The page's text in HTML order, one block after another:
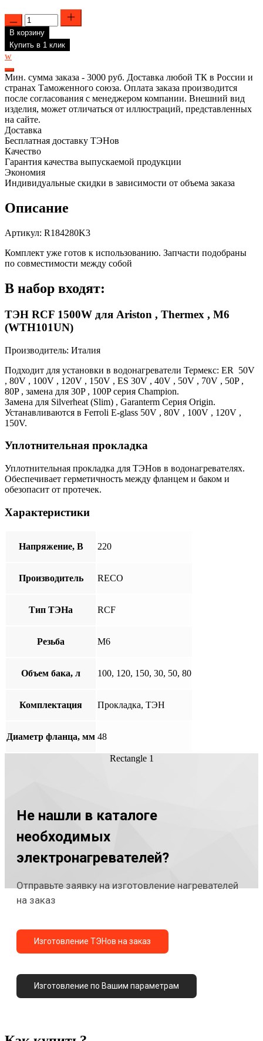
Количество
товара
Комплект
ТЭН
Ariston
RCF
1500W,
RECO,
медь,
D48мм,
М6,
220V
+
прокладка
,
R184280K3
В корзину
Купить в 1 клик
w
Мин. сумма заказа - 3000 руб. Доставка любой ТК в России и
странах Таможенного союза. Оплата заказа производится
после согласования с менеджером компании. Внешний вид
изделия, может отличаться от иллюстраций, представленных
на сайте.
Доставка
Бесплатная доставку ТЭНов
Качество
Гарантия качества выпускаемой продукции
Экономия
Индивидуальные скидки в зависимости от объема заказа
Описание
Артикул: R184280K3
Комплект уже готов к использованию. Запчасти подобраны
по совместимости между собой
В набор входят:
ТЭН RCF 1500W для Ariston , Thermex , М6
(WTH101UN)
Производитель: Италия
Подходит для установки в водонагреватели Термекс: ER 50V
, 80V , 100V , 120V , 150V , ES 30V , 40V , 50V , 70V , 50P ,
80P , замена для 30P , 100P серия Champion.
Замена для Silverheat (Slim) , Garanterm Серия Origin.
Устанавливаются в Ferroli E-glass 50V , 80V , 100V , 120V ,
150V.
Уплотнительная прокладка
Уплотнительная прокладка для ТЭНов в водонагревателях.
Обеспечивает герметичность между фланцем и баком и
обезопасит от протечек.
Характеристики
Напряжение, В 220
Производитель RECO
Тип ТЭНа RCF
Резьба М6
Объем бака, л 100, 120, 150, 30, 50, 80
Комплектация Прокладка, ТЭН
Диаметр фланца, мм 48
Rectangle 1
Не нашли в каталоге
необходимых
электронагревателей?
Отправьте заявку на изготовление нагревателей
на заказ
Изготовление ТЭНов на заказ
Изготовление по Вашим параметрам